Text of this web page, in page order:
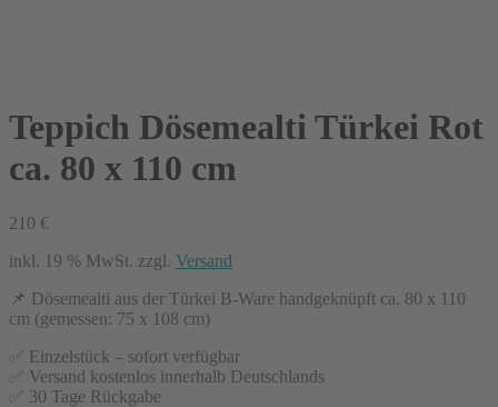
Teppich Dösemealti Türkei Rot
ca. 80 x 110 cm
210 €
inkl. 19 % MwSt. zzgl. Versand
📌 Dösemealti aus der Türkei B-Ware handgeknüpft ca. 80 x 110
cm (gemessen: 75 x 108 cm)
✅ Einzelstück – sofort verfügbar
✅ Versand kostenlos innerhalb Deutschlands
✅ 30 Tage Rückgabe